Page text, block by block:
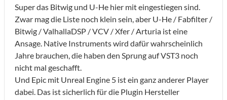
Super das Bitwig und U-He hier mit eingestiegen sind.
Zwar mag die Liste noch klein sein, aber U-He / Fabfilter /
Bitwig / ValhallaDSP / VCV / Xfer / Arturia ist eine
Ansage. Native Instruments wird dafür wahrscheinlich
Jahre brauchen, die haben den Sprung auf VST3 noch
nicht mal geschafft.
Und Epic mit Unreal Engine 5 ist ein ganz anderer Player
dabei. Das ist sicherlich für die Plugin Hersteller